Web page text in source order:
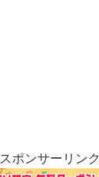
スポンサーリンク